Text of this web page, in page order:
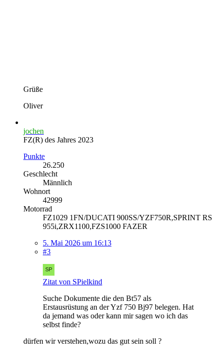
Grüße
Oliver
jochen
FZ(R) des Jahres 2023
Punkte
26.250
Geschlecht
Männlich
Wohnort
42999
Motorrad
FZ1029 1FN/DUCATI 900SS/YZF750R,SPRINT RS
955i,ZRX1100,FZS1000 FAZER
5. Mai 2026 um 16:13
#3
Zitat von SPielkind
Suche Dokumente die den Bt57 als
Erstausrüstung an der Yzf 750 Bj97 belegen. Hat
da jemand was oder kann mir sagen wo ich das
selbst finde?
dürfen wir verstehen,wozu das gut sein soll ?